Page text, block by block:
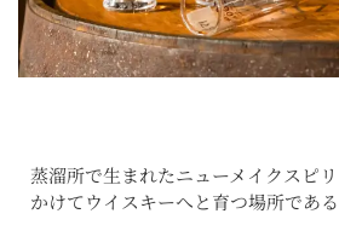
蒸溜所で生まれたニューメイクスピ
かけてウイスキーへと育つ場所である